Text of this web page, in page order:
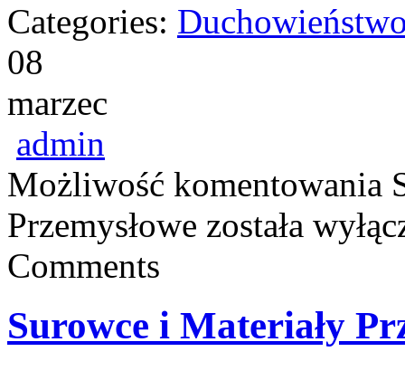
Categories:
08
marzec
admin
Możliwość komentowania
Przemysłowe została
Comments
Surowce i Materiały